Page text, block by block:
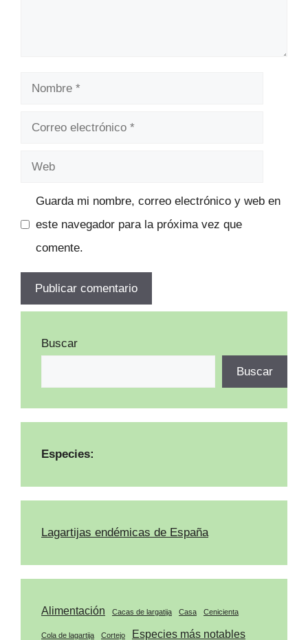
Nombre
Correo
Web
Guarda mi nombre, correo electrónico y web en
este navegador para la próxima vez que
comente.
Buscar
Buscar
Especies:
Lagartijas endémicas de España
Alimentación Cacas de largatija Casa Cenicienta
Cola de lagartija Cortejo Especies más notables